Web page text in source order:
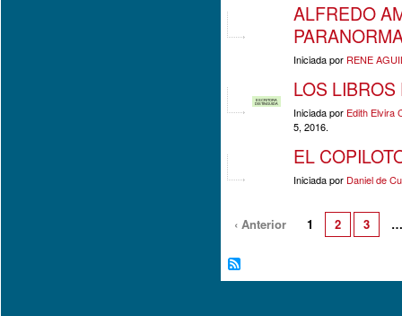
ALFREDO
Iniciada por RENE
ESCRITORA
DISTINGUIDA
LOS
Iniciada por Edith Elvira
5, 2016.
EL
Iniciada por Daniel de
‹ Anterior 1 2 3 …